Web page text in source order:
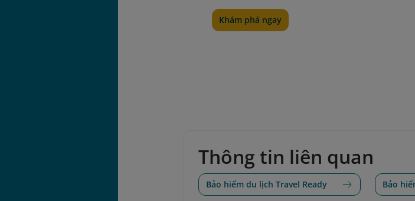
Khám phá ngay
Thông tin liên quan
Bảo hiểm du lịch Travel Ready Bảo